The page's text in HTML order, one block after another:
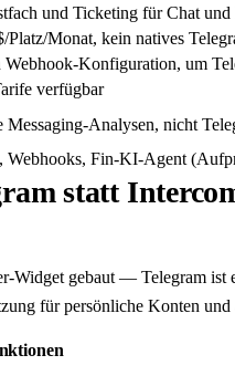
und Ticketing für Chat
Platz/Monat, kein natives
Webhook-Konfiguration, um
verfügbar
Messaging-Analysen, nicht
Webhooks, Fin-KI-Agent
statt
Widget gebaut — Telegram
für persönliche Konten